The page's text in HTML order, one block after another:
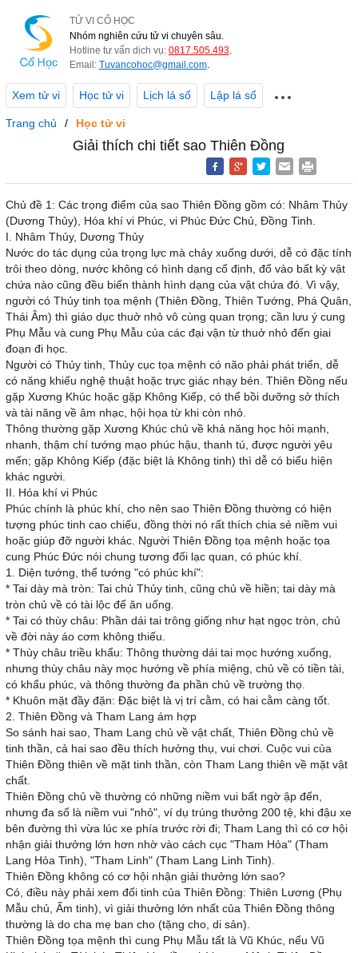
TỬ VI CỔ HỌC
Nhóm nghiên cứu tử vi chuyên sâu.
Hotline tư vấn dịch vụ: 0817.505.493.
Email: Tuvancohoc@gmail.com.
Xem tử vi Học tử vi Lịch lá số Lập lá số
Trang chủ Học tử vi
Giải thích chi tiết sao Thiên Đồng
Chủ đề 1: Các trọng điểm của sao Thiên Đồng gồm có: Nhâm Thủy
(Dương Thủy), Hóa khí vi Phúc, vi Phúc Đức Chủ, Đồng Tinh.
I. Nhâm Thủy, Dương Thủy
Nước do tác dụng của trọng lực mà chảy xuống dưới, dễ có đặc tính
trôi theo dòng, nước không có hình dạng cố định, đổ vào bất kỳ vật
chứa nào cũng đều biến thành hình dạng của vật chứa đó. Vì vậy,
người có Thủy tinh tọa mệnh (Thiên Đồng, Thiên Tướng, Phá Quân,
Thái Âm) thì giáo dục thuở nhỏ vô cùng quan trọng; cần lưu ý cung
Phụ Mẫu và cung Phụ Mẫu của các đại vận từ thuở nhỏ đến giai
đoạn đi học.
Người có Thủy tinh, Thủy cục tọa mệnh có não phải phát triển, dễ
có năng khiếu nghệ thuật hoặc trực giác nhạy bén. Thiên Đồng nếu
gặp Xương Khúc hoặc gặp Không Kiếp, có thể bồi dưỡng sở thích
và tài năng về âm nhạc, hội họa từ khi còn nhỏ.
Thông thường gặp Xương Khúc chủ về khả năng học hỏi mạnh,
nhanh, thậm chí tướng mạo phúc hậu, thanh tú, được người yêu
mến; gặp Không Kiếp (đặc biệt là Không tinh) thì dễ có biểu hiện
khác người.
II. Hóa khí vi Phúc
Phúc chính là phúc khí, cho nên sao Thiên Đồng thường có hiện
tượng phúc tinh cao chiếu, đồng thời nó rất thích chia sẻ niềm vui
hoặc giúp đỡ người khác. Người Thiên Đồng tọa mệnh hoặc tọa
cung Phúc Đức nói chung tương đối lạc quan, có phúc khí.
1. Diện tướng, thể tướng "có phúc khí":
* Tai dày mà tròn: Tai chủ Thủy tinh, cũng chủ về hiền; tai dày mà
tròn chủ về có tài lộc để ăn uống.
* Tai có thùy châu: Phần dái tai trông giống như hạt ngọc tròn, chủ
về đời này áo cơm không thiếu.
* Thùy châu triều khẩu: Thông thường dái tai mọc hướng xuống,
nhưng thùy châu này mọc hướng về phía miệng, chủ về có tiền tài,
có khẩu phúc, và thông thường đa phần chủ về trường thọ.
* Khuôn mặt đầy đặn: Đặc biệt là vị trí cằm, có hai cằm càng tốt.
2. Thiên Đồng và Tham Lang ám hợp
So sánh hai sao, Tham Lang chủ về vật chất, Thiên Đồng chủ về
tinh thần, cả hai sao đều thích hưởng thụ, vui chơi. Cuộc vui của
Thiên Đồng thiên về mặt tinh thần, còn Tham Lang thiên về mặt vật
chất.
Thiên Đồng chủ về thường có những niềm vui bất ngờ ập đến,
nhưng đa số là niềm vui "nhỏ", ví dụ trúng thưởng 200 tệ, khi đậu xe
bên đường thì vừa lúc xe phía trước rời đi; Tham Lang thì có cơ hội
nhận giải thưởng lớn hơn nhờ vào cách cục "Tham Hỏa" (Tham
Lang Hỏa Tinh), "Tham Linh" (Tham Lang Linh Tinh).
Thiên Đồng không có cơ hội nhận giải thưởng lớn sao?
Có, điều này phải xem đối tinh của Thiên Đồng: Thiên Lương (Phụ
Mẫu chủ, Ấm tinh), vì giải thưởng lớn nhất của Thiên Đồng thông
thường là do cha mẹ ban cho (tặng cho, di sản).
Thiên Đồng tọa mệnh thì cung Phụ Mẫu tất là Vũ Khúc, nếu Vũ